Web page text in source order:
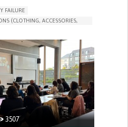
FAILURE
(CLOTHING, ACCESSORIES,
FATIGUE
SIDES OF THE BACK)
KIDNEY FAILURE
EXTREMITIES (EDEMA)
NIGHT (NOCTURIA)
THERAPY
PROTECTION, FALLS,
3507